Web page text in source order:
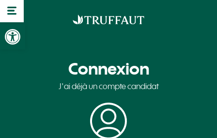
Ouvrir la barre d’outils
Connexion
J'ai déjà un compte candidat